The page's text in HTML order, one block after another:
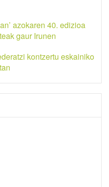
azokaren 40. edizioa
gaur Irunen
kontzertu eskainiko